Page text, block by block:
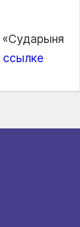
Сударыня
ссылке